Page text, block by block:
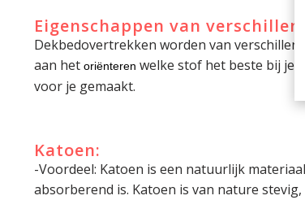
Eigenschappen van
Dekbedovertrekken worden van
aan het oriënteren welke stof het beste bij je
voor je gemaakt.
Katoen:
-Voordeel: Katoen is een natuurlijk
absorberend is. Katoen is van nature